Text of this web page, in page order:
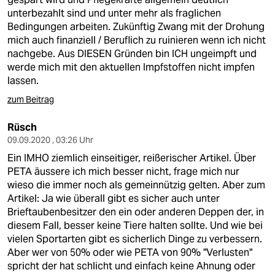
unterbezahlt sind und unter mehr als fraglichen
Bedingungen arbeiten. Zukünftig Zwang mit der Drohung
mich auch finanziell / Beruflich zu ruinieren wenn ich nicht
nachgebe. Aus DIESEN Gründen bin ICH ungeimpft und
werde mich mit den aktuellen Impfstoffen nicht impfen
lassen.
zum Beitrag
Rüsch
09.09.2020 , 03:26 Uhr
Ein IMHO ziemlich einseitiger, reißerischer Artikel. Über
PETA äussere ich mich besser nicht, frage mich nur
wieso die immer noch als gemeinnützig gelten. Aber zum
Artikel: Ja wie überall gibt es sicher auch unter
Brieftaubenbesitzer den ein oder anderen Deppen der, in
diesem Fall, besser keine Tiere halten sollte. Und wie bei
vielen Sportarten gibt es sicherlich Dinge zu verbessern.
Aber wer von 50% oder wie PETA von 90% "Verlusten"
spricht der hat schlicht und einfach keine Ahnung oder